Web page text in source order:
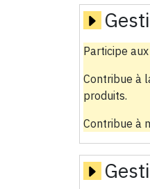
Participe
Contribue à
produits.
Contribue à